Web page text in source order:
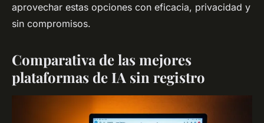
aprovechar estas opciones con eficacia, privacidad y
sin compromisos.
Comparativa de las mejores
plataformas de IA sin registro